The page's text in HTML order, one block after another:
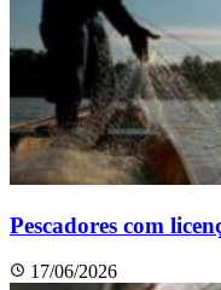
Pescadores com
17/06/2026